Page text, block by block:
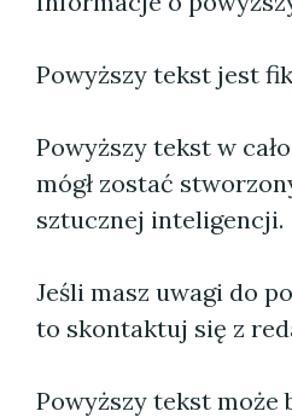
Powyższy tekst jest
Powyższy tekst w
mógł zostać
sztucznej inteligencji.
Jeśli masz uwagi do
to skontaktuj się z
Powyższy tekst może